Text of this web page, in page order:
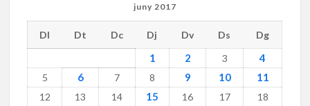
juny 2017
Dl Dt Dc Dj Dv Ds Dg
1 2 3 4
5 6 7 8 9 10 11
12 13 14 15 16 17
18